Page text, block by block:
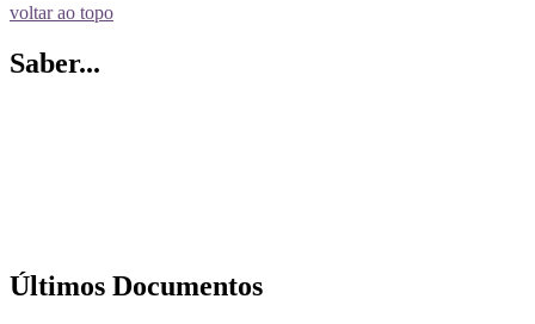
voltar ao topo
Saber...
Últimos Documentos